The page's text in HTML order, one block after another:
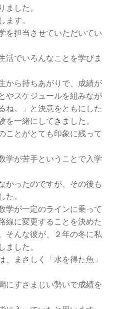
ました。
ます。
を担当させていただいてい
活でいろんなことを学びま
から持ちあがりで、成績が
やスケジュールを組みなが
ね。」と決意をともにした
を一緒にしてきました。
ことがとても印象に残って
学が苦手ということで入学
かったのですが、その後も
た。
学が一定のラインに乗って
線に変更することを決めた
そんな彼が、２年の冬に私
ました。
、まさしく「水を得た魚」
にすさまじい勢いで成績を